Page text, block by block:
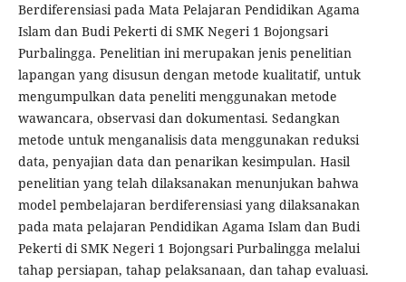
Berdiferensiasi pada Mata Pelajaran Pendidikan Agama
Islam dan Budi Pekerti di SMK Negeri 1 Bojongsari
Purbalingga. Penelitian ini merupakan jenis penelitian
lapangan yang disusun dengan metode kualitatif, untuk
mengumpulkan data peneliti menggunakan metode
wawancara, observasi dan dokumentasi. Sedangkan
metode untuk menganalisis data menggunakan reduksi
data, penyajian data dan penarikan kesimpulan. Hasil
penelitian yang telah dilaksanakan menunjukan bahwa
model pembelajaran berdiferensiasi yang dilaksanakan
pada mata pelajaran Pendidikan Agama Islam dan Budi
Pekerti di SMK Negeri 1 Bojongsari Purbalingga melalui
tahap persiapan, tahap pelaksanaan, dan tahap evaluasi.